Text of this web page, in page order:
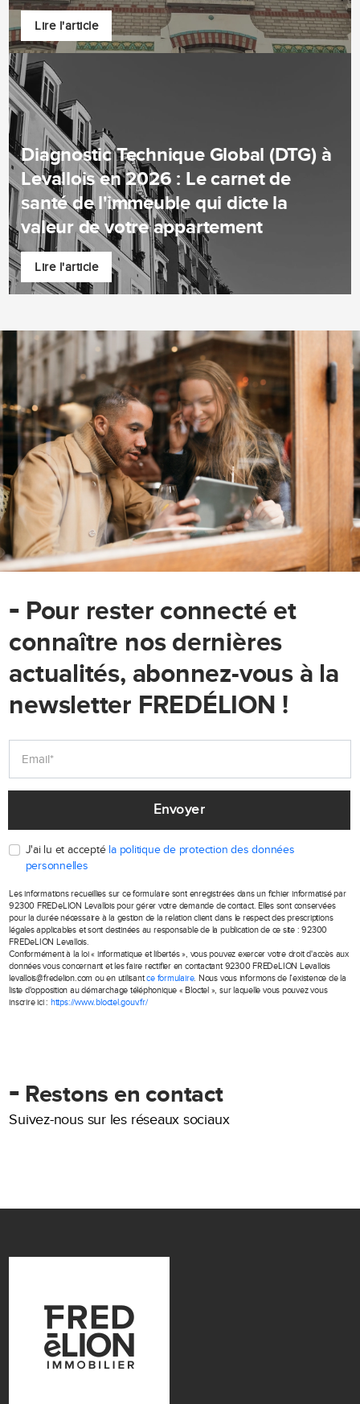
Lire l'article
Diagnostic Technique Global (DTG) à
Levallois en 2026 : Le carnet de
santé de l'immeuble qui dicte la
valeur de votre appartement
Lire l'article
- Pour rester connecté et
connaître nos dernières
actualités, abonnez-vous à la
newsletter FREDÉLION !
Envoyer
J'ai lu et accepté la politique de protection des données
personnelles
Les informations recueillies sur ce formulaire sont enregistrées dans un fichier informatisé par
92300 FREDeLION Levallois pour gérer votre demande de contact. Elles sont conservées
pour la durée nécessaire à la gestion de la relation client dans le respect des prescriptions
légales applicables et sont destinées au responsable de la publication de ce site : 92300
FREDeLION Levallois.
Conformément à la loi « informatique et libertés », vous pouvez exercer votre droit d'accès aux
données vous concernant et les faire rectifier en contactant 92300 FREDeLION Levallois
levallois@fredelion.com ou en utilisantce formulaire. Nous vous informons de l’existence de la
liste d'opposition au démarchage téléphonique « Bloctel », sur laquelle vous pouvez vous
inscrire ici : https://www.bloctel.gouv.fr/
- Restons en contact
Suivez-nous sur les réseaux sociaux